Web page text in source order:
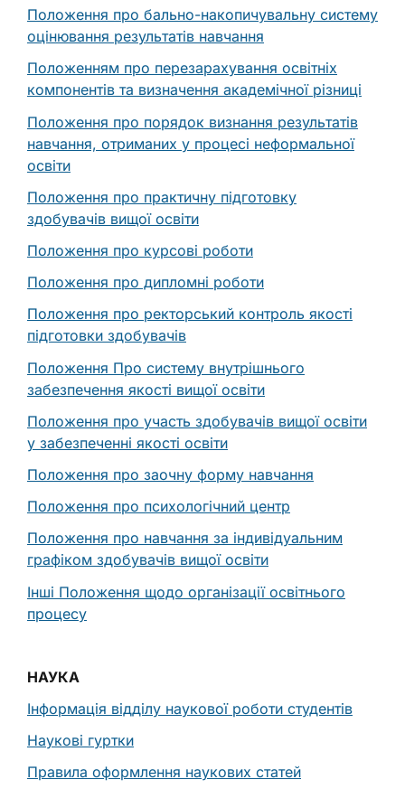
Положення про бально-накопичувальну систему
оцінювання результатів навчання
Положенням про перезарахування освітніх
компонентів та визначення академічної різниці
Положення про порядок визнання результатів
навчання, отриманих у процесі неформальної
освіти
Положення про практичну підготовку
здобувачів вищої освіти
Положення про курсові роботи
Положення про дипломні роботи
Положення про ректорський контроль якості
підготовки здобувачів
Положення Про систему внутрішнього
забезпечення якості вищої освіти
Положення про участь здобувачів вищої освіти
у забезпеченні якості освіти
Положення про заочну форму навчання
Положення про психологічний центр
Положення про навчання за індивідуальним
графіком здобувачів вищої освіти
Інші Положення щодо організації освітнього
процесу
НАУКА
Інформація відділу наукової роботи студентів
Наукові гуртки
Правила оформлення наукових статей